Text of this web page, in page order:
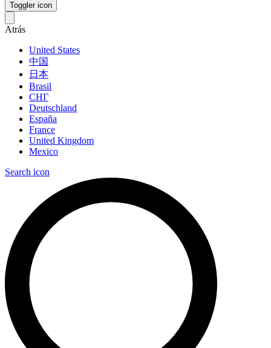
Toggler icon
Atrás
United States
中国
日本
Brasil
СНГ
Deutschland
España
France
United Kingdom
Mexico
Search icon